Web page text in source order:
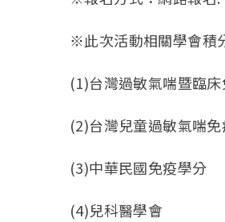
※此次活動相關學會積
(1)台灣過敏氣喘暨臨
(2)台灣兒童過敏氣喘
(3)中華民國免疫學分
(4)兒科醫學會